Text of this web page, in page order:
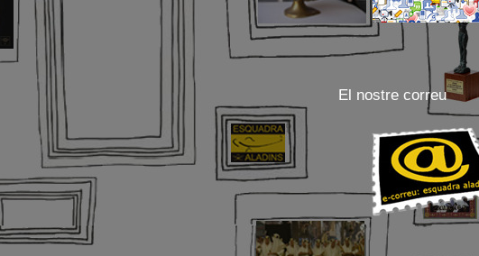
El nostre correu